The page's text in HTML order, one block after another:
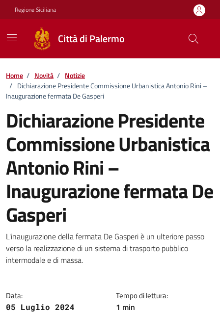
Vai ai contenuti
Vai al footer
Regione Siciliana
Città di Palermo
Home / Novità / Notizie
/ Dichiarazione Presidente Commissione Urbanistica Antonio Rini –
Inaugurazione fermata De Gasperi
Dichiarazione Presidente
Commissione Urbanistica
Antonio Rini –
Inaugurazione fermata De
Gasperi
Dettagli della notizia
L'inaugurazione della fermata De Gasperi è un ulteriore passo
verso la realizzazione di un sistema di trasporto pubblico
intermodale e di massa.
Data:
05 Luglio 2024
Tempo di lettura:
1 min